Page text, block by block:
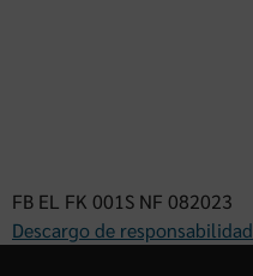
FB EL FK 001S NF 082023
Descargo de responsabilidad